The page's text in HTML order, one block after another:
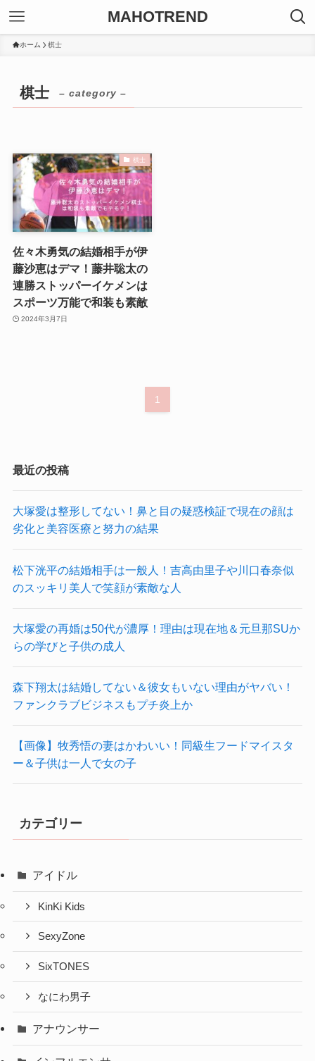
MAHOTREND
ホーム 棋士
棋士 – category –
棋士
佐々木勇気の結婚相手が伊
藤沙恵はデマ！藤井聡太の
連勝ストッパーイケメンは
スポーツ万能で和装も素敵
2024年3月7日
1
最近の投稿
大塚愛は整形してない！鼻と目の疑惑検証で現在の顔は
劣化と美容医療と努力の結果
松下洸平の結婚相手は一般人！吉高由里子や川口春奈似
のスッキリ美人で笑顔が素敵な人
大塚愛の再婚は50代が濃厚！理由は現在地＆元旦那SUか
らの学びと子供の成人
森下翔太は結婚してない＆彼女もいない理由がヤバい！
ファンクラブビジネスもプチ炎上か
【画像】牧秀悟の妻はかわいい！同級生フードマイスタ
ー＆子供は一人で女の子
カテゴリー
アイドル
KinKi Kids
SexyZone
SixTONES
なにわ男子
アナウンサー